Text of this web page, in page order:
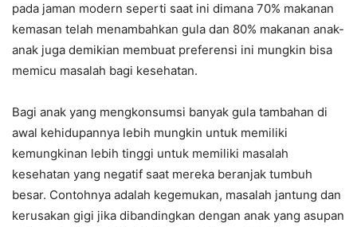
pada jaman modern seperti saat ini dimana 70% makanan
kemasan telah menambahkan gula dan 80% makanan anak-
anak juga demikian membuat preferensi ini mungkin bisa
memicu masalah bagi kesehatan.
Bagi anak yang mengkonsumsi banyak gula tambahan di
awal kehidupannya lebih mungkin untuk memiliki
kemungkinan lebih tinggi untuk memiliki masalah
kesehatan yang negatif saat mereka beranjak tumbuh
besar. Contohnya adalah kegemukan, masalah jantung dan
kerusakan gigi jika dibandingkan dengan anak yang asupan